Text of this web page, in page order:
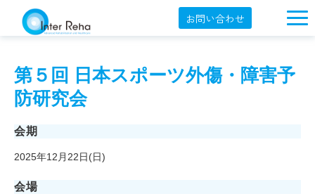
お問い合わせ
製品一覧
第５回 日本スポーツ外傷・障害予
防研究会
会期
2025年12月22日(日)
会場